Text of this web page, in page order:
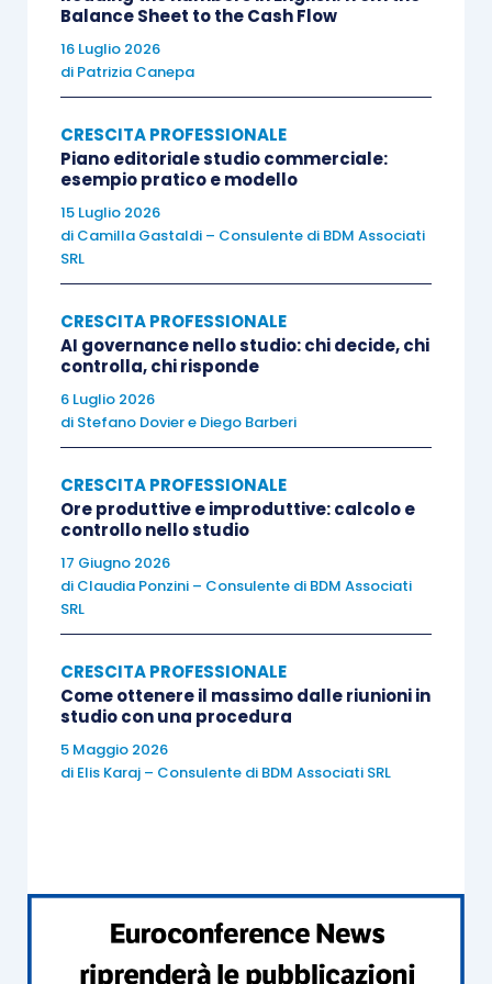
La formazione esperienziale ha come obiettivo
quello di sviluppare la categoria di competenze
trasversali personali, insieme alle altre tre
(organizzative, relazionali e cognitive). Attraverso
attività che richiamano possibili situazioni
lavorative, i partecipanti sono attivamente
coinvolti e sperimentano “giocosamente” le
proprie reazioni emotive. Il facilitatore ha poi il
compito di aiutarli a riflettere sull’esperienza
vissuta, aumentando la consapevolezza
personale di ognuno.
trasversali personali, infatti, aiuta a superare le
condizioni di disagio o
l’importanza del proprio autocontrollo. Questa
metafora dell’orientamento all’obiettivo,
fondamentale in ambito lavorativo, aumenta la
capacità di impegnarsi con energia, nonostante il
raggiungimento dei propri obiettivi possa
sembrare difficoltoso.
risultati tardano ad arrivare o quando si vivono
dei conflitti. La formazione esperienziale può
Balance Sheet to the Cash Flow
16 Luglio 2026
di Patrizia Canepa
CRESCITA PROFESSIONALE
Piano editoriale studio commerciale:
esempio pratico e modello
15 Luglio 2026
di Camilla Gastaldi – Consulente di BDM Associati
SRL
CRESCITA PROFESSIONALE
AI governance nello studio: chi decide, chi
controlla, chi risponde
6 Luglio 2026
di Stefano Doviere Diego Barberi
CRESCITA PROFESSIONALE
Ore produttive e improduttive: calcolo e
controllo nello studio
17 Giugno 2026
di Claudia Ponzini – Consulente di BDM Associati
SRL
CRESCITA PROFESSIONALE
Come ottenere il massimo dalle riunioni in
studio con una procedura
5 Maggio 2026
di Elis Karaj – Consulente di BDM Associati SRL